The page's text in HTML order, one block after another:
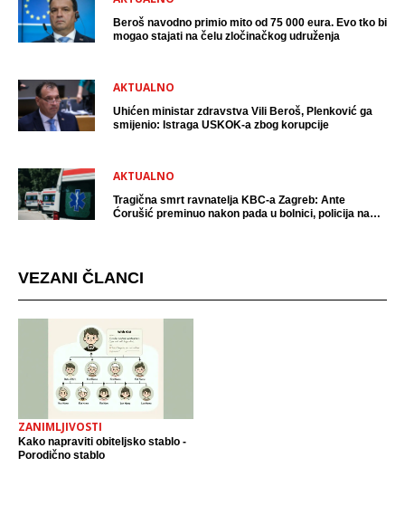
Beroš navodno primio mito od 75 000 eura. Evo tko bi
mogao stajati na čelu zločinačkog udruženja
AKTUALNO
Uhićen ministar zdravstva Vili Beroš, Plenković ga
smijenio: Istraga USKOK-a zbog korupcije
AKTUALNO
Tragična smrt ravnatelja KBC-a Zagreb: Ante
Ćorušić preminuo nakon pada u bolnici, policija na
VEZANI ČLANCI
ZANIMLJIVOSTI
Kako napraviti obiteljsko stablo -
Porodično stablo